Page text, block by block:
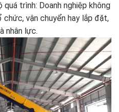
trình: Doanh nghiệp không
vận chuyển hay lắp đặt,
nhân lực.